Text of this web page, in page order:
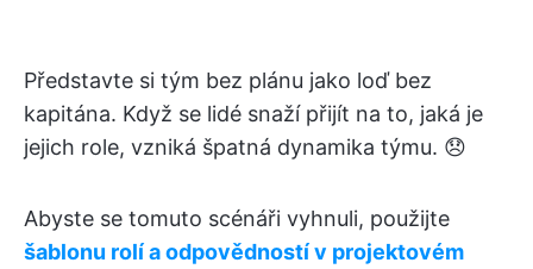
Představte si tým bez plánu jako loď bez
kapitána. Když se lidé snaží přijít na to, jaká je
jejich role, vzniká špatná dynamika týmu. 😞
Abyste se tomuto scénáři vyhnuli, použijte
šablonu rolí a odpovědností v projektovém